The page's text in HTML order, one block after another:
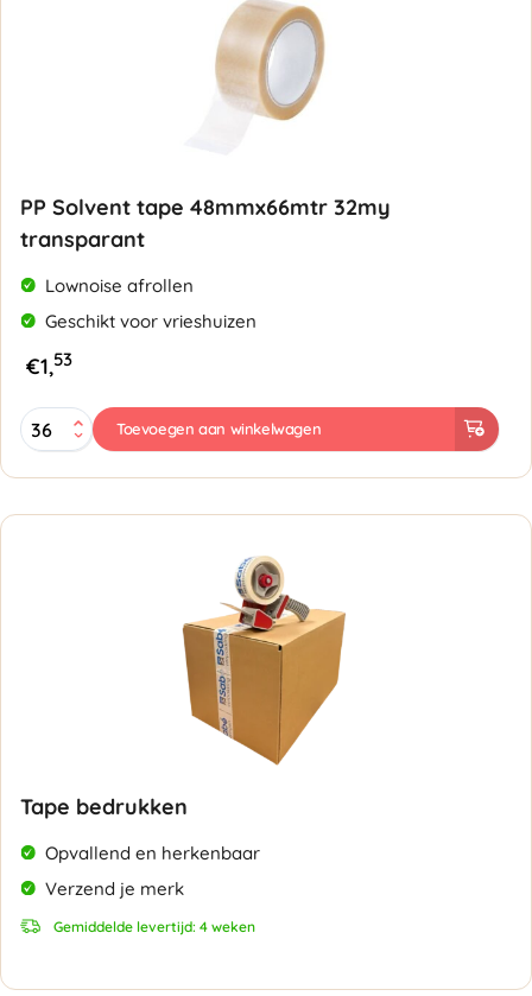
PP Solvent tape 48mmx66mtr 32my
transparant
Lownoise afrollen
Geschikt voor vrieshuizen
€1,53
PP
Solvent
48mmx66mtr
32my
Toevoegen aan winkelwagen
Tape bedrukken
Opvallend en herkenbaar
Verzend je merk
Gemiddelde levertijd: 4 weken